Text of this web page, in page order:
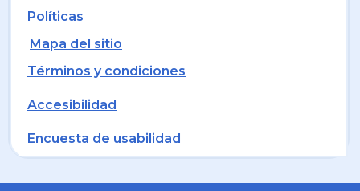
Políticas
Mapa del sitio
Términos y condiciones
Accesibilidad
Encuesta de usabilidad